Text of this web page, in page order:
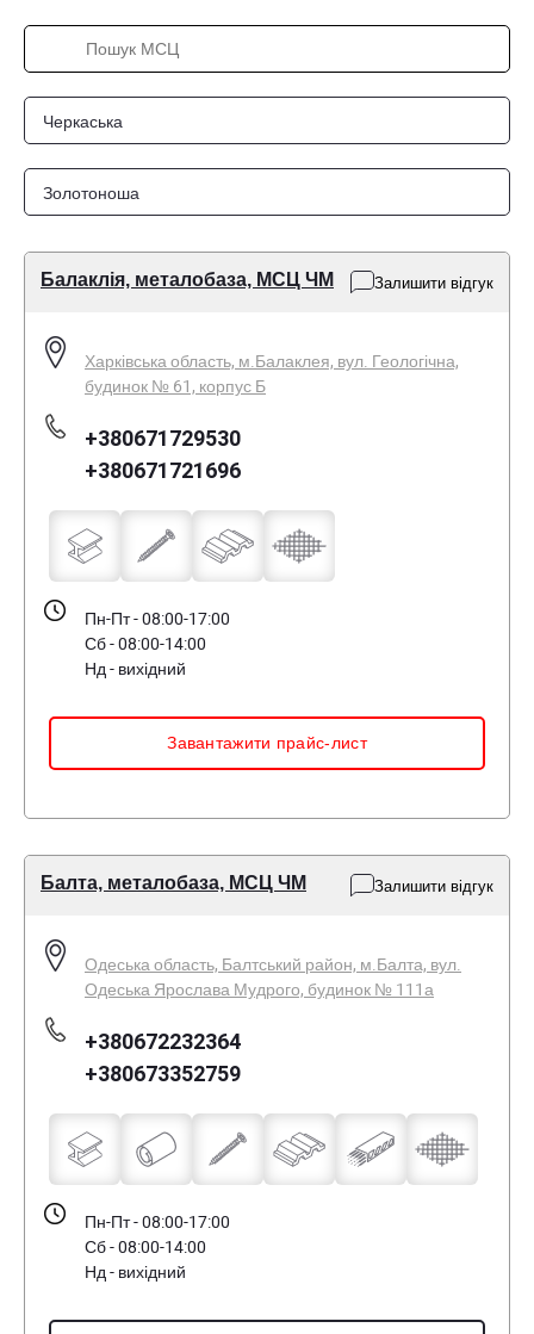
Черкаська
Золотоноша
Балаклія, металобаза, МСЦ ЧМ Залишити відгук
Харківська область, м.Балаклея, вул. Геологічна,
будинок № 61, корпус Б
+380671729530
+380671721696
Пн-Пт - 08:00-17:00
Сб - 08:00-14:00
Нд - вихідний
Завантажити прайс-лист
Балта, металобаза, МСЦ ЧМ Залишити відгук
Одеська область, Балтський район, м.Балта, вул.
Одеська Ярослава Мудрого, будинок № 111а
+380672232364
+380673352759
Пн-Пт - 08:00-17:00
Сб - 08:00-14:00
Нд - вихідний